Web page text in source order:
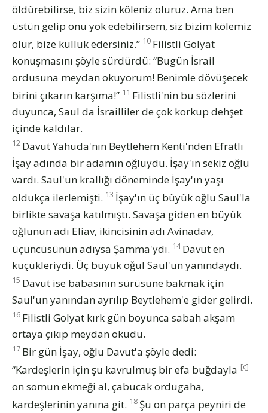
öldürebilirse, biz sizin köleniz oluruz. Ama ben
üstün gelip onu yok edebilirsem, siz bizim kölemiz
olur, bize kulluk edersiniz.” 10 Filistli Golyat
konuşmasını şöyle sürdürdü: “Bugün İsrail
ordusuna meydan okuyorum! Benimle dövüşecek
birini çıkarın karşıma!” 11 Filistli'nin bu sözlerini
duyunca, Saul da İsrailliler de çok korkup dehşet
içinde kaldılar.
12 Davut Yahuda'nın Beytlehem Kenti'nden Efratlı
İşay adında bir adamın oğluydu. İşay'ın sekiz oğlu
vardı. Saul'un krallığı döneminde İşay'ın yaşı
oldukça ilerlemişti. 13 İşay'ın üç büyük oğlu Saul'la
birlikte savaşa katılmıştı. Savaşa giden en büyük
oğlunun adı Eliav, ikincisinin adı Avinadav,
üçüncüsünün adıysa Şamma'ydı. 14 Davut en
küçükleriydi. Üç büyük oğul Saul'un yanındaydı.
15 Davut ise babasının sürüsüne bakmak için
Saul'un yanından ayrılıp Beytlehem'e gider gelirdi.
16 Filistli Golyat kırk gün boyunca sabah akşam
ortaya çıkıp meydan okudu.
17 Bir gün İşay, oğlu Davut'a şöyle dedi:
“Kardeşlerin için şu kavrulmuş bir efa buğdayla [ç]
on somun ekmeği al, çabucak ordugaha,
kardeşlerinin yanına git. 18 Şu on parça peyniri de